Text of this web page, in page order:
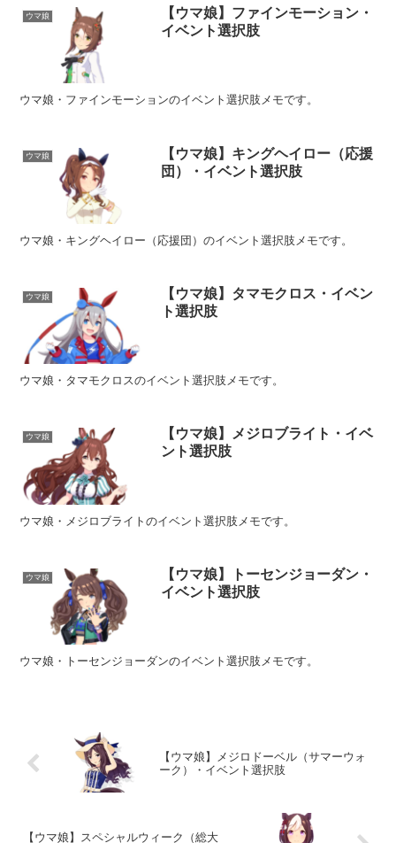
ウマ娘
【ウマ娘】ファインモーション・
イベント選択肢
ウマ娘・ファインモーションのイベント選択肢メモです。
ウマ娘
【ウマ娘】キングヘイロー（応援
団）・イベント選択肢
ウマ娘・キングヘイロー（応援団）のイベント選択肢メモです。
ウマ娘
【ウマ娘】タマモクロス・イベン
ト選択肢
ウマ娘・タマモクロスのイベント選択肢メモです。
ウマ娘
【ウマ娘】メジロブライト・イベ
ント選択肢
ウマ娘・メジロブライトのイベント選択肢メモです。
ウマ娘
【ウマ娘】トーセンジョーダン・
イベント選択肢
ウマ娘・トーセンジョーダンのイベント選択肢メモです。
【ウマ娘】メジロドーベル（サマーウォ
ーク）・イベント選択肢
【ウマ娘】スペシャルウィーク（総大